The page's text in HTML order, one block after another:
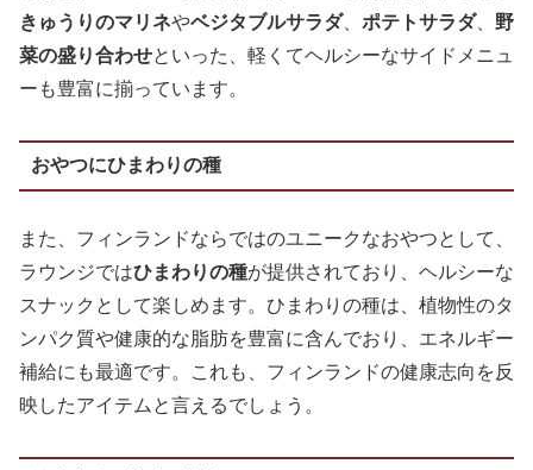
きゅうりのマリネやベジタブルサラダ、 ポテトサラダ、 野
菜の盛り合わせといった、軽くてヘルシーなサイドメニュ
ーも豊富に揃っています。
おやつにひまわりの種
また、フィンランドならではのユニークなおやつとして、
ラウンジではひまわりの種が提供されており、ヘルシーな
スナックとして楽しめます。ひまわりの種は、植物性のタ
ンパク質や健康的な脂肪を豊富に含んでおり、エネルギー
補給にも最適です。これも、フィンランドの健康志向を反
映したアイテムと言えるでしょう。